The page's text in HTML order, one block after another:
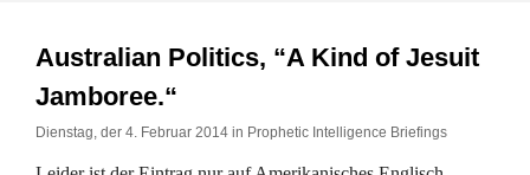
Australian Politics, “A Kind of Jesuit
Jamboree.“
Dienstag, der 4. Februar 2014 in Prophetic Intelligence Briefings